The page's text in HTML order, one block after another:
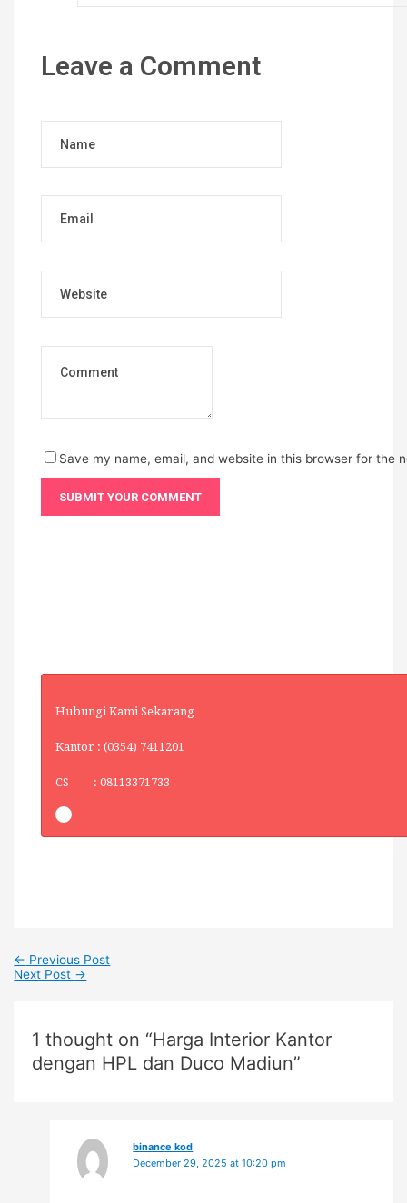
Leave a Comment
Name
Save my name, email, and website in this browser for the
Hubungi Kami Sekarang
Kantor : (0354) 7411201
CS : 08113371733
← Previous Post
Next Post →
1 thought on “Harga Interior Kantor
dengan HPL dan Duco Madiun”
binance kod
December 29, 2025 at 10:20 pm